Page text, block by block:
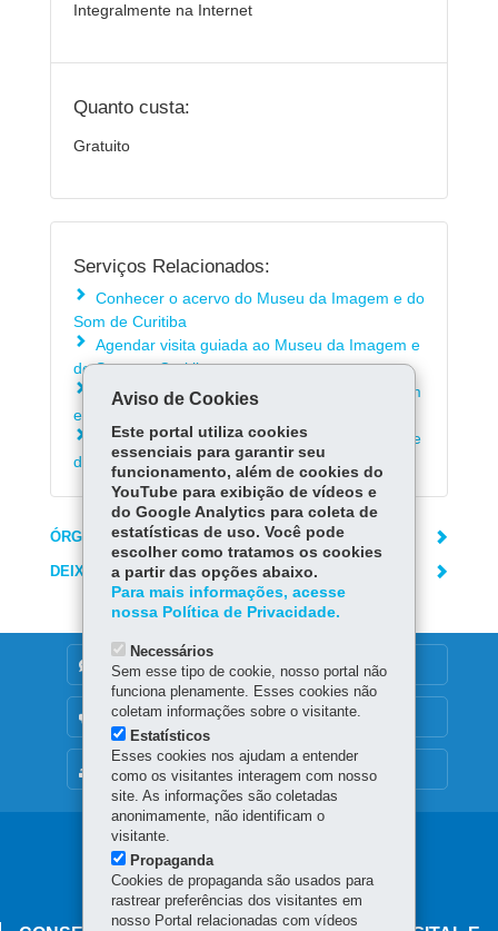
Integralmente na Internet
Quanto custa:
Gratuito
Serviços Relacionados:
Conhecer o acervo do Museu da Imagem e do
Som de Curitiba
Agendar visita guiada ao Museu da Imagem e
do Som em Curitiba
Doar equipamentos para o Museu da Imagem
e do Som em Curitiba
Conhecer a biblioteca do Museu da Imagem e
do Som em Curitiba
ÓRGÃO RESPONSÁVEL
DEIXE SUA OPINIÃO
MAPA DO SITE
DENUNCIE CORRUPÇÃO
OUVIDORIA
Navegação
principal
Aviso de Cookies
Este portal utiliza cookies
essenciais para garantir seu
funcionamento, além de cookies do
YouTube para exibição de vídeos e
do Google Analytics para coleta de
estatísticas de uso. Você pode
escolher como tratamos os cookies
a partir das opções abaixo.
Para mais informações, acesse
nossa Política de Privacidade.
Necessários
Sem esse tipo de cookie, nosso portal não
funciona plenamente. Esses cookies não
coletam informações sobre o visitante.
Estatísticos
Esses cookies nos ajudam a entender
como os visitantes interagem com nosso
site. As informações são coletadas
anonimamente, não identificam o
visitante.
Propaganda
Cookies de propaganda são usados para
rastrear preferências dos visitantes em
nosso Portal relacionadas com vídeos